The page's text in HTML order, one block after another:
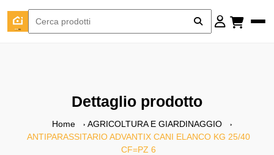
Dettaglio prodotto
Home
AGRICOLTURA E GIARDINAGGIO
ANTIPARASSITARIO ADVANTIX CANI ELANCO KG 25/40
CF=PZ 6